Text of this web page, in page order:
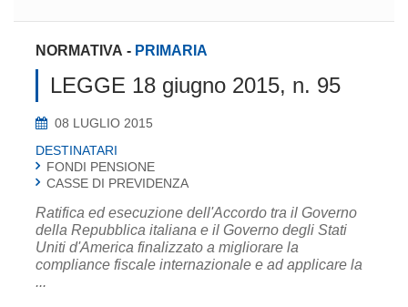
NORMATIVA - PRIMARIA
LEGGE 18 giugno 2015, n. 95
08 LUGLIO 2015
DESTINATARI
FONDI PENSIONE
CASSE DI PREVIDENZA
Ratifica ed esecuzione dell'Accordo tra il Governo
della Repubblica italiana e il Governo degli Stati
Uniti d'America finalizzato a migliorare la
compliance fiscale internazionale e ad applicare la
...